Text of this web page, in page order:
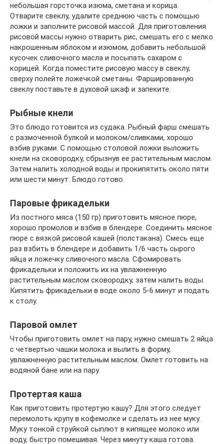
небольшая горсточка изюма, сметана и корица.
Отварите свеклу, удалите среднюю часть с помощью
ложки и заполните рисовой массой. Для приготовления
рисовой массы нужно отварить рис, смешать его с мелко
накрошенным яблоком и изюмом, добавить небольшой
кусочек сливочного масла и посыпать сахаром с
корицей. Когда поместите рисовую массу в свеклу,
сверху полейте ложечкой сметаны. Фаршированную
свеклу поставьте в духовой шкаф и запеките.
Рыбные кнели
Это блюдо готовится из судака. Рыбный фарш смешать
с размоченной булкой и молоком/сливками, хорошо
взбив руками. С помощью столовой ложки выложить
кнели на сковородку, сбрызнув ее растительным маслом.
Затем налить холодной воды и прокипятить около пяти
или шести минут. Блюдо готово.
Паровые фрикадельки
Из постного мяса (150 гр) приготовить мясное пюре,
хорошо промолов и взбив в блендере. Соединить мясное
пюре с вязкой рисовой кашей (полстакана). Смесь еще
раз взбить в блендере и добавить 1/6 часть сырого
яйца и ложечку сливочного масла. Сфомировать
фрикадельки и положить их на увлажненную
растительным маслом сковородку, затем налить воды.
Кипятить фрикадельки в воде около 5-6 минут и подать
к столу.
Паровой омлет
Чтобы приготовить омлет на пару, нужно смешать 2 яйца
с четвертью чашки молока и вылить в форму,
увлажненную растительным маслом. Омлет готовить на
водяной бане или на пару.
Протертая каша
Как приготовить протертую кашу? Для этого следует
перемолоть крупу в кофемолке и сделать из нее муку.
Муку тонкой струйкой сыплют в кипящее молоко или
воду, быстро помешивая. Через минуту каша готова.